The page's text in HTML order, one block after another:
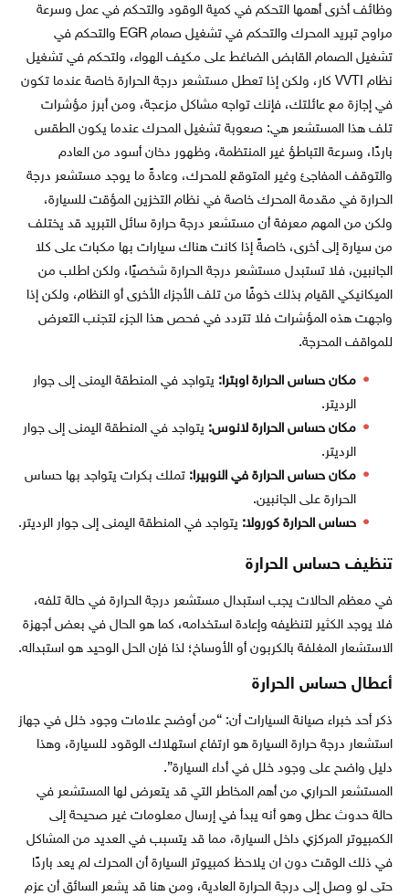
وظائف أخرى أهمها التحكم في كمية الوقود والتحكم في عمل وسرعة
مراوح تبريد المحرك والتحكم في تشغيل صمام EGR والتحكم في
تشغيل الصمام القابض الضاغط على مكيف الهواء، ولتحكم في تشغيل
نظام VVTI کار، ولكن إذا تعطل مستشعر درجة الحرارة خاصة عندما تكون
في إجازة مع عائلتك، فإنك تواجه مشاكل مزعجة، ومن أبرز مؤشرات
تلف هذا المستشعر هي: صعوبة تشغيل المحرك عندما يكون الطقس
باردًا، وسرعة التباطؤ غير المنتظمة، وظهور دخان أسود من العادم
والتوقف المفاجئ وغير المتوقع للمحرك، وعادةً ما يوجد مستشعر درجة
الحرارة في مقدمة المحرك خاصة في نظام التخزين المؤقت للسيارة،
ولكن من المهم معرفة أن مستشعر درجة حرارة سائل التبريد قد يختلف
من سيارة إلى أخرى، خاصةً إذا كانت هناك سيارات بها مكبات على كلا
الجانبين، فلا تستبدل مستشعر درجة الحرارة شخصيًا، ولكن اطلب من
الميكانيكي القيام بذلك خوفًا من تلف الأجزاء الأخرى أو النظام، ولكن إذا
واجهت هذه المؤشرات فلا تتردد في فحص هذا الجزء لتجنب التعرض
للمواقف المحرجة.
مكان حساس الحرارة اوبترا: يتواجد في المنطقة اليمنى إلى جوار
الرديتر.
مكان حساس الحرارة لانوس: يتواجد في المنطقة اليمنى إلى جوار
الرديتر.
مكان حساس الحرارة في النوبيرا: تملك بكرات يتواجد بها حساس
الحرارة على الجانبين.
حساس الحرارة كورولا: يتواجد في المنطقة اليمنى إلى جوار الرديتر.
تنظيف حساس الحرارة
في معظم الحالات يجب استبدال مستشعر درجة الحرارة في حالة تلفه،
فلا يوجد الكثير لتنظيفه وإعادة استخدامه، كما هو الحال في بعض أجهزة
الاستشعار المغلفة بالكربون أو الأوساخ؛ لذا فإن الحل الوحيد هو استبداله.
أعطال حساس الحرارة
ذكر أحد خبراء صيانة السيارات أن: “من أوضح علامات وجود خلل في جهاز
استشعار درجة حرارة السيارة هو ارتفاع استهلاك الوقود للسيارة، وهذا
دليل واضح على وجود خلل في أداء السيارة”.
المستشعر الحراري من أهم المخاطر التي قد يتعرض لها المستشعر في
حالة حدوث عطل وهو أنه يبدأ في إرسال معلومات غير صحيحة إلى
الكمبيوتر المركزي داخل السيارة، مما قد يتسبب في العديد من المشاكل
في ذلك الوقت دون ان يلاحظ كمبيوتر السيارة أن المحرك لم يعد باردًا
حتى لو وصل إلى درجة الحرارة العادية، ومن هنا قد يشعر السائق أن عزم